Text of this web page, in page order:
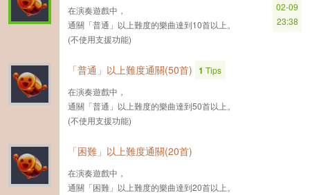
在演奏遊戲中，
通關「普通」以上難度的樂曲達到10首以上。
(不使用支援功能)
02-09
23:38
「普通」以上難度通關(50首) 1 Tips
在演奏遊戲中，
通關「普通」以上難度的樂曲達到50首以上。
(不使用支援功能)
「困難」以上難度通關(20首)
在演奏遊戲中，
通關「困難」以上難度的樂曲達到20首以上。